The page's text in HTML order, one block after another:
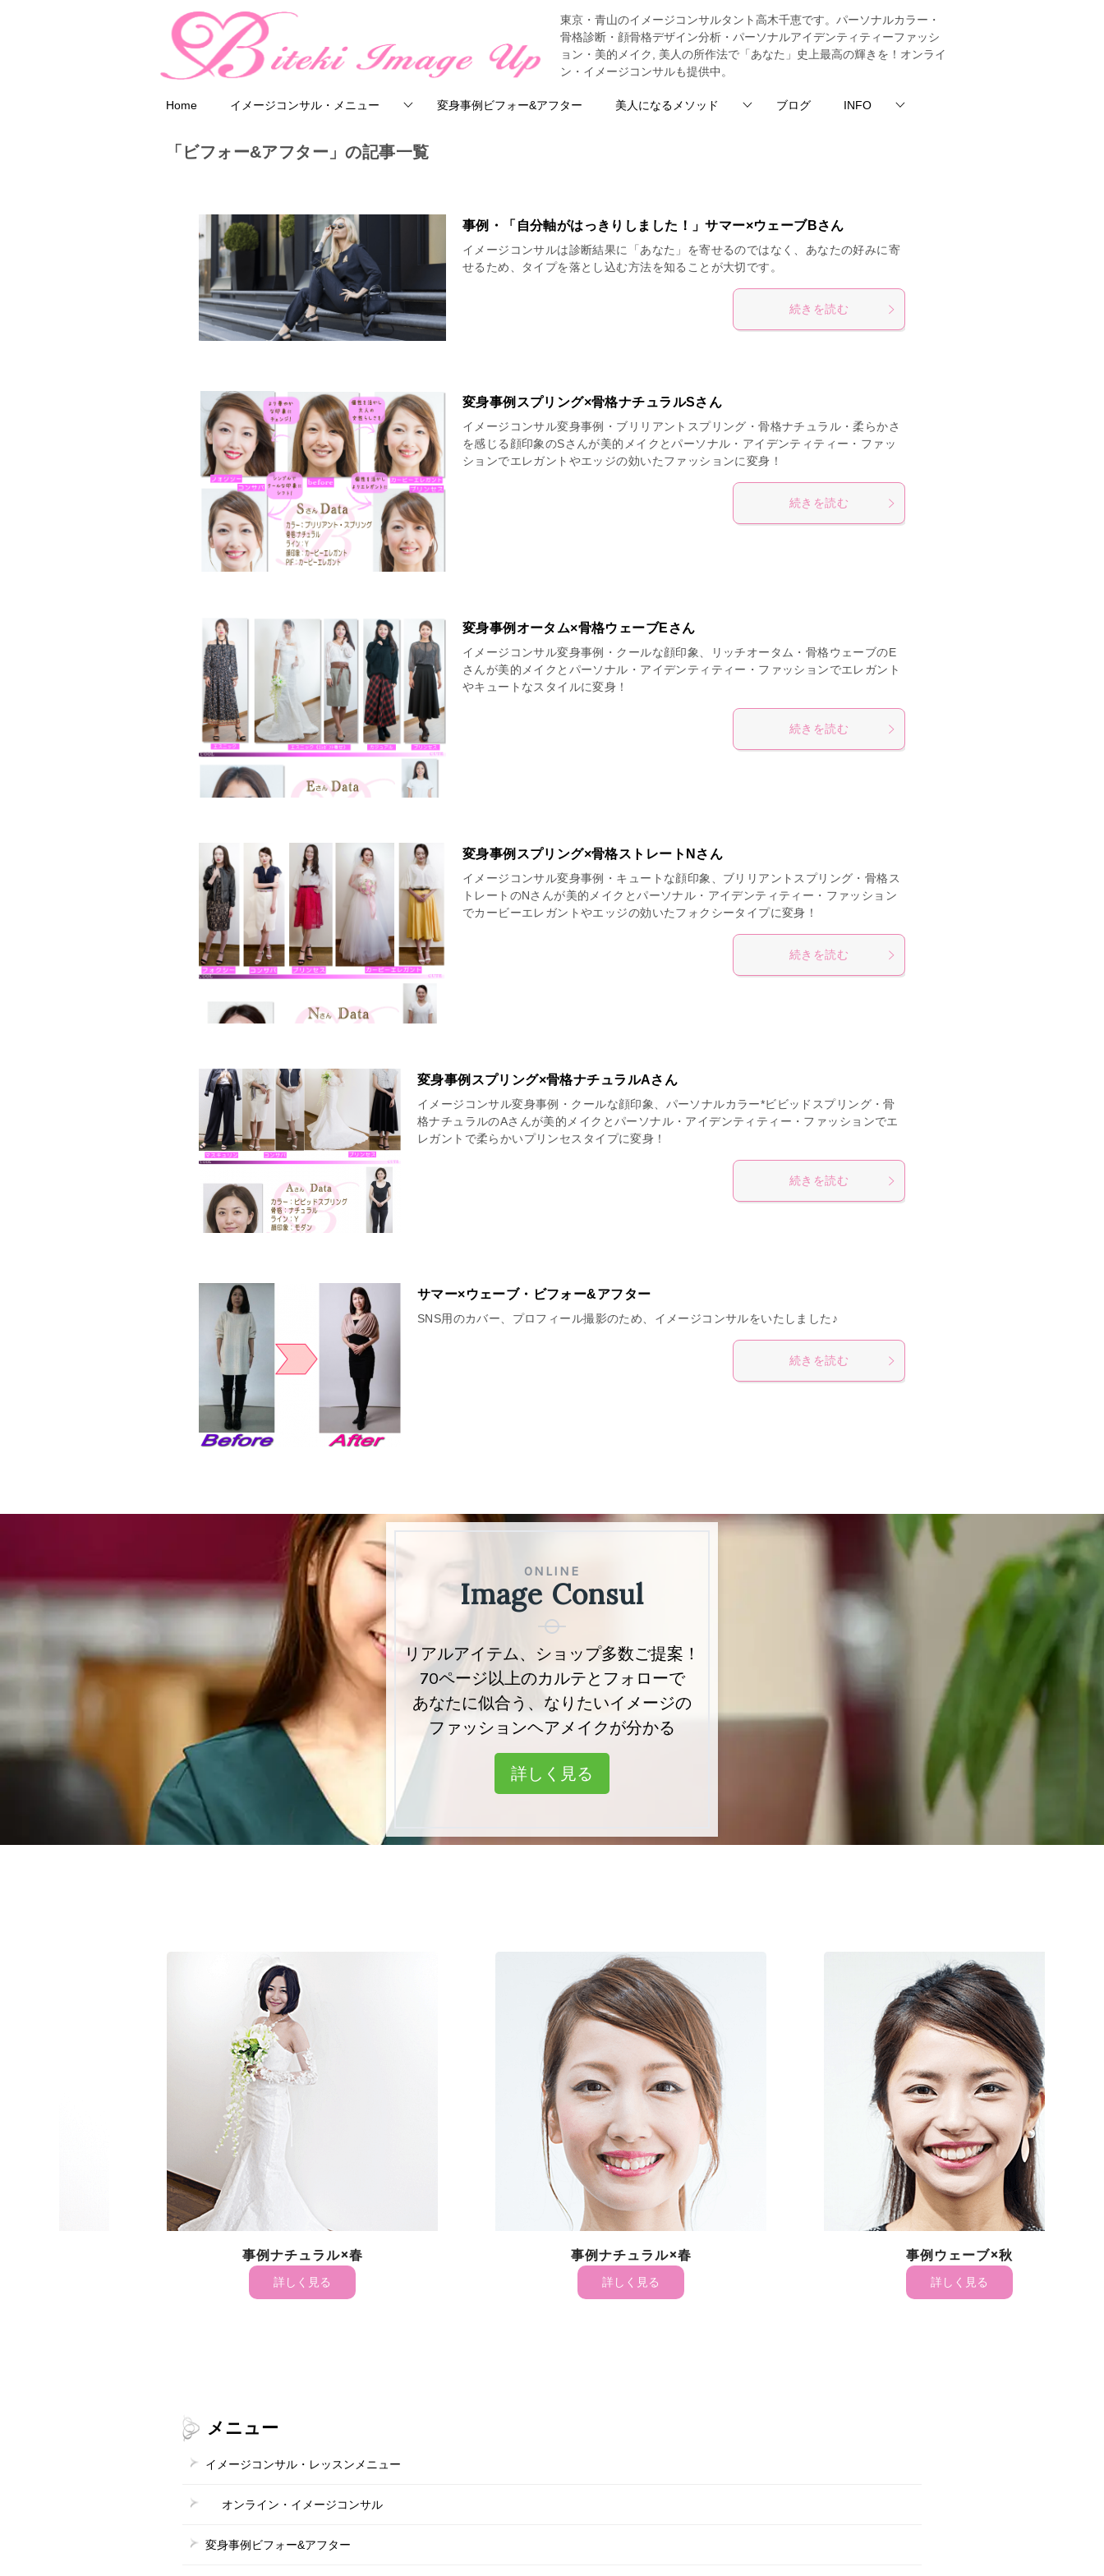
東京・青山のイメージコンサルタント高木千恵です。パーソナルカラー・
骨格診断・顔骨格デザイン分析・パーソナルアイデンティティーファッシ
ョン・美的メイク, 美人の所作法で「あなた」史上最高の輝きを！オンライ
ン・イメージコンサルも提供中。
Home イメージコンサル・メニュー 変身事例ビフォー&アフター 美人になるメソッド ブログ INFO
「ビフォー&アフター」の記事一覧
事例・「自分軸がはっきりしました！」サマー×ウェーブBさん
イメージコンサルは診断結果に「あなた」を寄せるのではなく、あなたの好みに寄
せるため、タイプを落とし込む方法を知ることが大切です。
続きを読む
変身事例スプリング×骨格ナチュラルSさん
イメージコンサル変身事例・ブリリアントスプリング・骨格ナチュラル・柔らかさ
を感じる顔印象のSさんが美的メイクとパーソナル・アイデンティティー・ファッ
ションでエレガントやエッジの効いたファッションに変身！
続きを読む
変身事例オータム×骨格ウェーブEさん
イメージコンサル変身事例・クールな顔印象、リッチオータム・骨格ウェーブのE
さんが美的メイクとパーソナル・アイデンティティー・ファッションでエレガント
やキュートなスタイルに変身！
続きを読む
変身事例スプリング×骨格ストレートNさん
イメージコンサル変身事例・キュートな顔印象、ブリリアントスプリング・骨格ス
トレートのNさんが美的メイクとパーソナル・アイデンティティー・ファッション
でカービーエレガントやエッジの効いたフォクシータイプに変身！
続きを読む
変身事例スプリング×骨格ナチュラルAさん
イメージコンサル変身事例・クールな顔印象、パーソナルカラー*ビビッドスプリング・骨
格ナチュラルのAさんが美的メイクとパーソナル・アイデンティティー・ファッションでエ
レガントで柔らかいプリンセスタイプに変身！
続きを読む
サマー×ウェーブ・ビフォー&アフター
SNS用のカバー、プロフィール撮影のため、イメージコンサルをいたしました♪
続きを読む
ONLINE
Image Consul
リアルアイテム、ショップ多数ご提案！
70ページ以上のカルテとフォローで
あなたに似合う、なりたいイメージの
ファッションヘアメイクが分かる
詳しく見る
ONLINE
Image Consul
リアルアイテム、ショップリスト多数掲載
「あなた」専用カルテとフォロー付きで
ファッション・ヘアメイクのお悩み解決
詳しく見る
事例ナチュラル×春 事例ナチュラル×春 事例ウェーブ×秋
メニュー
イメージコンサル・レッスンメニュー
オンライン・イメージコンサル
変身事例ビフォー&アフター